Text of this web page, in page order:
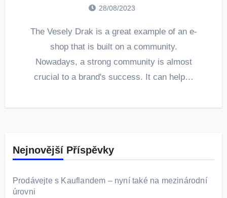
28/08/2023
The Vesely Drak is a great example of an e-
shop that is built on a community.
Nowadays, a strong community is almost
crucial to a brand's success. It can help…
Nejnovější Příspěvky
Prodávejte s Kauflandem – nyní také na mezinárodní
úrovni